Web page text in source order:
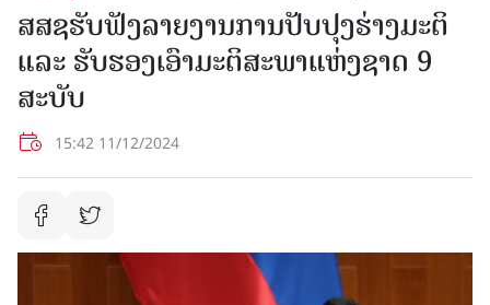
ສສຊຮັບຟັງລາຍງານການປັບປຸງຮ່າງມະຕິ
ແລະ ຮັບຮອງເອົາມະຕິສະພາແຫ່ງຊາດ 9
ສະບັບ
15:42 11/12/2024